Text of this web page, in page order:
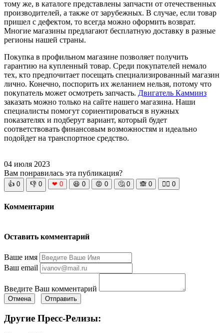
тому же, в каталоге представлены запчасти от отечественных
производителей, а также от зарубежных. В случае, если товар
пришел с дефектом, то всегда можно оформить возврат.
Многие магазины предлагают бесплатную доставку в разные
регионы нашей страны.
Покупка в профильном магазине позволяет получить
гарантию на купленный товар. Среди покупателей немало
тех, кто предпочитает посещать специализированный магазин
лично. Конечно, поспорить их желанием нельзя, потому что
покупатель может осмотреть запчасть. Двигатель Камминз
заказать можно только на сайте нашего магазина. Наши
специалисты помогут сориентироваться в нужных
показателях и подберут вариант, который будет
соответствовать финансовым возможностям и идеально
подойдет на транспортное средство.
04 июля 2023
Вам понравилась эта публикация?
👍 0 👎 0 ❤ 0 😆 0 😡 0 🤔 0 🙈 0 🧘‍♀️ 0
Комментарии
Оставить комментарий
Ваше имя
Ваш email
Введите Ваш комментарий
Отмена Отправить
Другие Пресс-Релизы: